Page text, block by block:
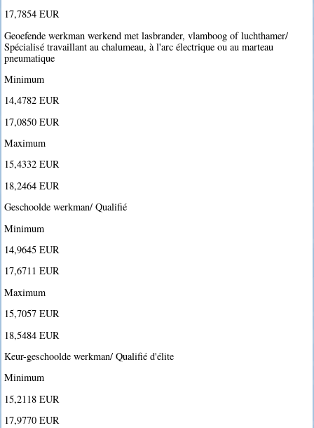
17,7854 EUR
Geoefende werkman werkend met lasbrander, vlamboog of luchthamer/
Spécialisé travaillant au chalumeau, à l'arc électrique ou au marteau
pneumatique
Minimum
14,4782 EUR
17,0850 EUR
Maximum
15,4332 EUR
18,2464 EUR
Geschoolde werkman/ Qualifié
Minimum
14,9645 EUR
17,6711 EUR
Maximum
15,7057 EUR
18,5484 EUR
Keur-geschoolde werkman/ Qualifié d'élite
Minimum
15,2118 EUR
17,9770 EUR